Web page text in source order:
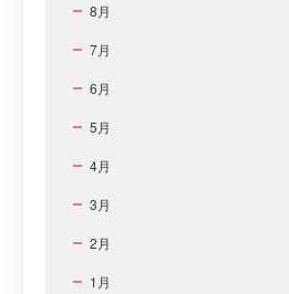
8月
7月
6月
5月
4月
3月
2月
1月